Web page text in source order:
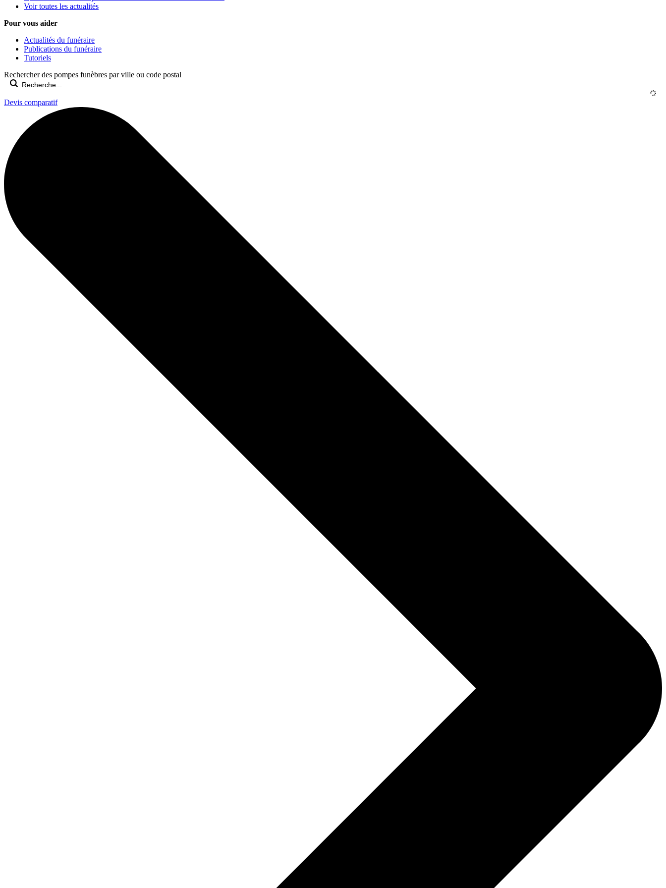
Voir toutes les actualités
Pour vous aider
Actualités du funéraire
Publications du funéraire
Tutoriels
Rechercher des pompes funèbres par ville ou code postal
Devis comparatif